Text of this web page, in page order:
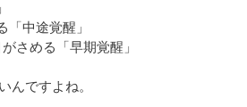
「中途覚醒」
さめる「早期覚醒」
んですよね。